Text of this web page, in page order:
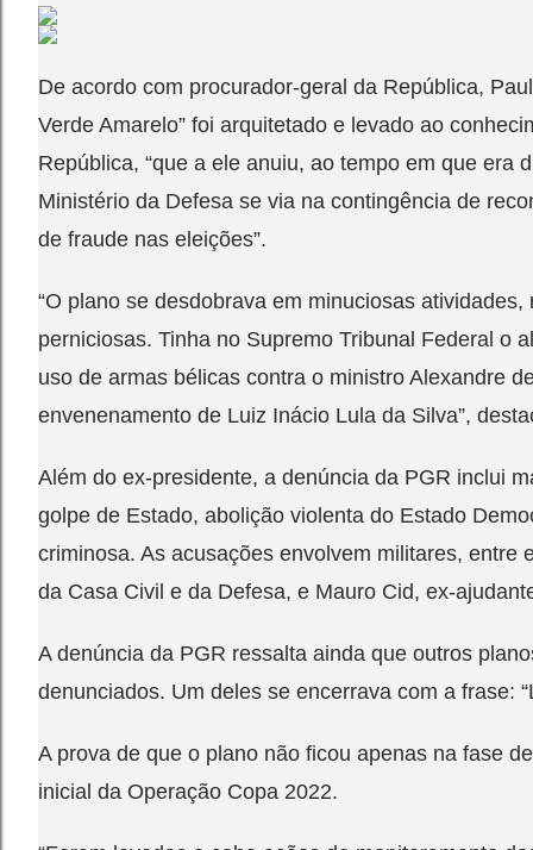
De acordo com procurador-geral da República,
Verde Amarelo” foi arquitetado e levado ao
República, “que a ele anuiu, ao tempo em que era
Ministério da Defesa se via na contingência de
de fraude nas eleições”.
“O plano se desdobrava em minuciosas
perniciosas. Tinha no Supremo Tribunal Federal o
uso de armas bélicas contra o ministro Alexandre
envenenamento de Luiz Inácio Lula da Silva”,
Além do ex-presidente, a denúncia da PGR inclui
golpe de Estado, abolição violenta do Estado
criminosa. As acusações envolvem militares, entre
da Casa Civil e da Defesa, e Mauro Cid, ex-
A denúncia da PGR ressalta ainda que outros
denunciados. Um deles se encerrava com a frase:
A prova de que o plano não ficou apenas na fase
inicial da Operação Copa 2022.